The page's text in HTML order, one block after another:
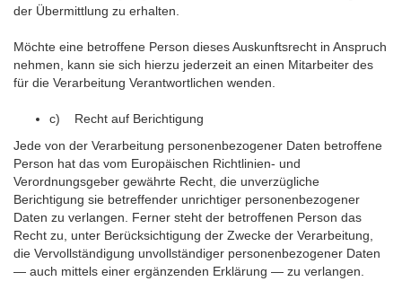
der Übermittlung zu erhalten.
Möchte eine betroffene Person dieses Auskunftsrecht in Anspruch
nehmen, kann sie sich hierzu jederzeit an einen Mitarbeiter des
für die Verarbeitung Verantwortlichen wenden.
c) Recht auf Berichtigung
Jede von der Verarbeitung personenbezogener Daten betroffene
Person hat das vom Europäischen Richtlinien- und
Verordnungsgeber gewährte Recht, die unverzügliche
Berichtigung sie betreffender unrichtiger personenbezogener
Daten zu verlangen. Ferner steht der betroffenen Person das
Recht zu, unter Berücksichtigung der Zwecke der Verarbeitung,
die Vervollständigung unvollständiger personenbezogener Daten
— auch mittels einer ergänzenden Erklärung — zu verlangen.